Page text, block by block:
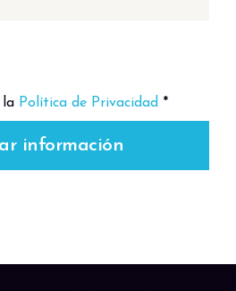
la Política de Privacidad *
información